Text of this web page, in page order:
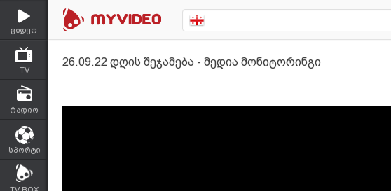
ვიდეო
TV
რადიო
სპორტი
26.09.22 დღის შეჯამება - მედია მონიტორინგი